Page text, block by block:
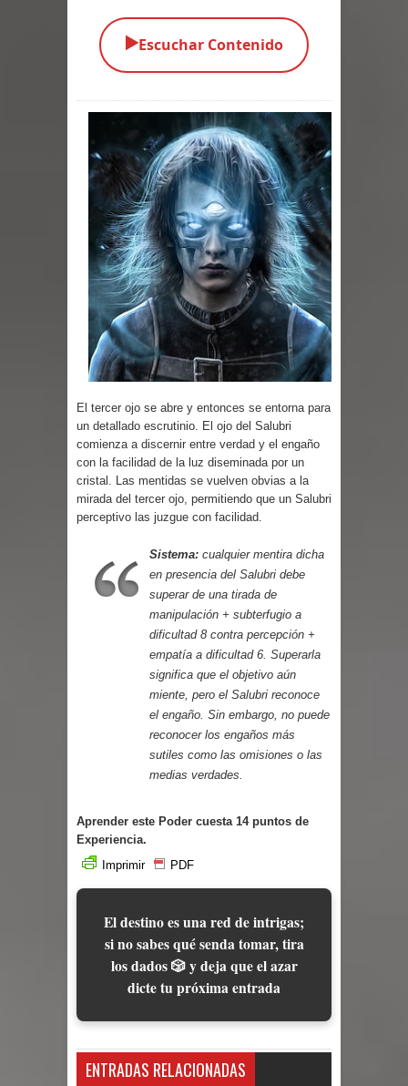
Parte 02: Los Muertos Gobiernan a
Parte 01: Escondido a Plena Luz
Parte 02: El Enemigo de mi Enemigo
Parte 06: Coletazos
Parte 05: Los Horrores del Infierno
Parte 04: Oídos Sordos
Parte 03: La Traición
Parte 02: Vuelve el Hijo Prodigo
Parte 03: Reflexiones
▶️Escuchar Contenido
El tercer ojo se abre y entonces se entorna para
un detallado escrutinio. El ojo del Salubri
comienza a discernir entre verdad y el engaño
con la facilidad de la luz diseminada por un
cristal. Las mentidas se vuelven obvias a la
mirada del tercer ojo, permitiendo que un Salubri
perceptivo las juzgue con facilidad.
Sistema: cualquier mentira dicha
en presencia del Salubri debe
superar de una tirada de
manipulación + subterfugio a
dificultad 8 contra percepción +
empatía a dificultad 6. Superarla
significa que el objetivo aún
miente, pero el Salubri reconoce
el engaño. Sin embargo, no puede
reconocer los engaños más
sutiles como las omisiones o las
medias verdades.
Aprender este Poder cuesta 14 puntos de
Experiencia.
Imprimir
PDF
El destino es una red de intrigas;
si no sabes qué senda tomar, tira
los dados 🎲 y deja que el azar
dicte tu próxima entrada
ENTRADAS RELACIONADAS